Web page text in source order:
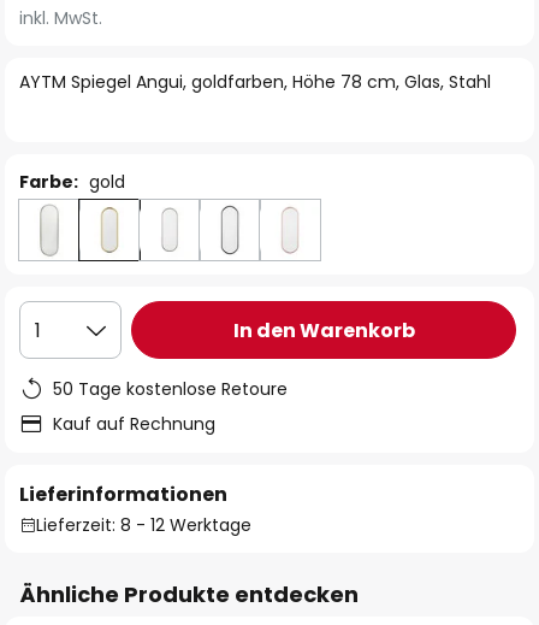
der
springen
AYTM Spiegel Angui, goldfarben, Höhe 78 cm, Glas, Stahl
inkl. MwSt.
Farbe: gold
1 In den Warenkorb
50 Tage kostenlose Retoure
Kauf auf Rechnung
Lieferinformationen
Lieferzeit: 8 - 12 Werktage
Ähnliche Produkte entdecken